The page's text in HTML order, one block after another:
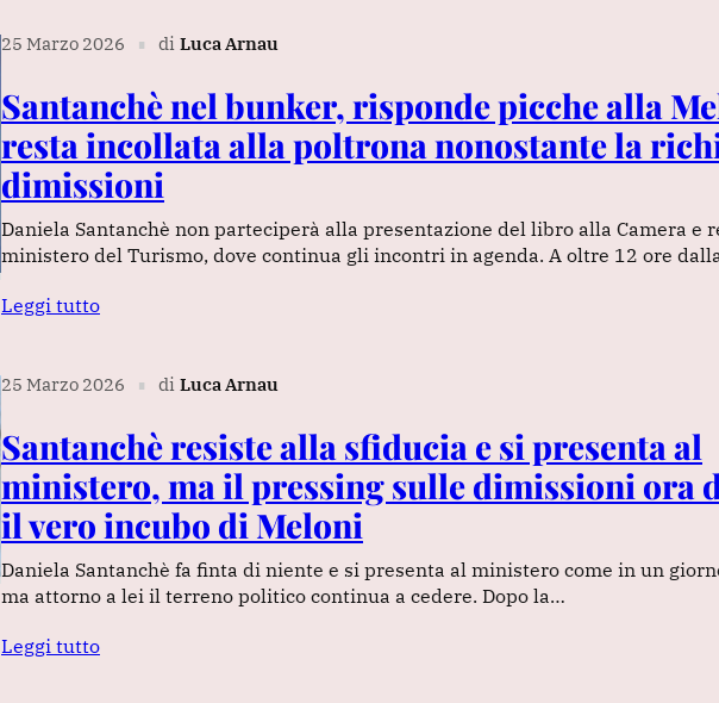
25 Marzo 2026 ∎ di Luca Arnau
Santanchè nel bunker, risponde picche alla
resta incollata alla poltrona nonostante la
dimissioni
Daniela Santanchè non parteciperà alla presentazione del libro alla Camera e
ministero del Turismo, dove continua gli incontri in agenda. A oltre 12 ore
Leggi tutto
25 Marzo 2026 ∎ di Luca Arnau
Santanchè resiste alla sfiducia e si presenta al
ministero, ma il pressing sulle dimissioni ora
il vero incubo di Meloni
Daniela Santanchè fa finta di niente e si presenta al ministero come in un
ma attorno a lei il terreno politico continua a cedere. Dopo la…
Leggi tutto